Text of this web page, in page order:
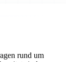
rund um